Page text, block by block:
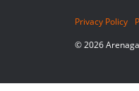
Privacy Policy
© 2026